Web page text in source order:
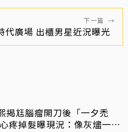
下一篇 →
代廣場 出櫃男星近況曝光
揭尪腦瘤開刀後「一夕禿
疼掉髮曝現況：像灰燼一直